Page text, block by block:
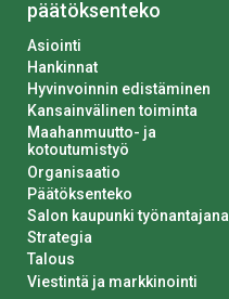
päätöksenteko
Asiointi
Hankinnat
Hyvinvoinnin edistäminen
Kansainvälinen toiminta
Maahanmuutto- ja
kotoutumistyö
Organisaatio
Päätöksenteko
Salon kaupunki työnantajana
Strategia
Talous
Viestintä ja markkinointi